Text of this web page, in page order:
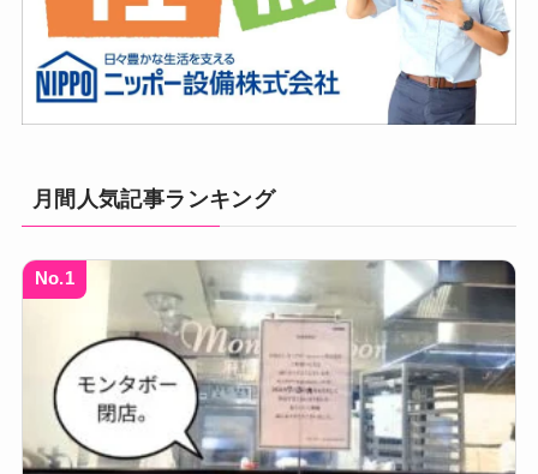
月間人気記事ランキング
No.1